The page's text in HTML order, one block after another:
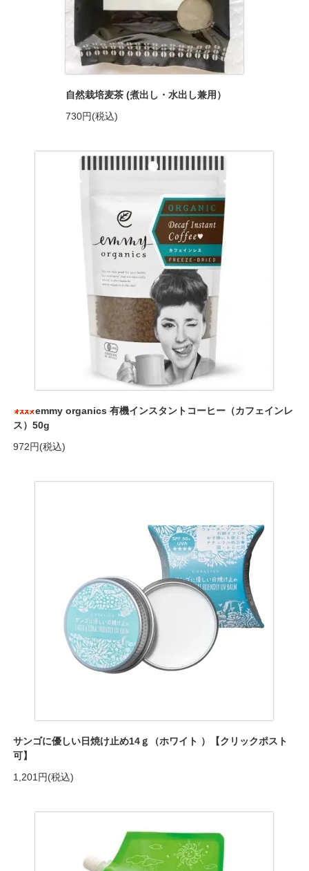
自然栽培麦茶 (煮出し・水出し兼用）
730円(税込)
emmy organics 有機インスタントコーヒー（カフェインレ
ス）50g
972円(税込)
サンゴに優しい日焼け止め14ｇ（ホワイト ）【クリックポスト
可】
1,201円(税込)